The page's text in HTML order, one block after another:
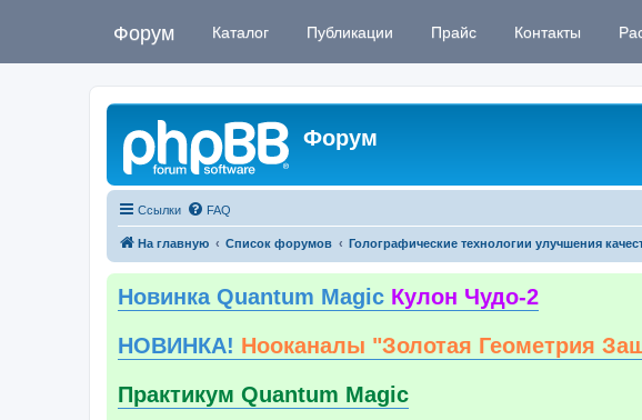
Форум Каталог Публикации Прайс Контакты
Форум
Ссылки FAQ
На главную Список форумов Голографические технологии улучшения
Новинка Quantum Magic Кулон Чудо-2
НОВИНКА! Нооканалы "Золотая Геометрия
Практикум Quantum Magic